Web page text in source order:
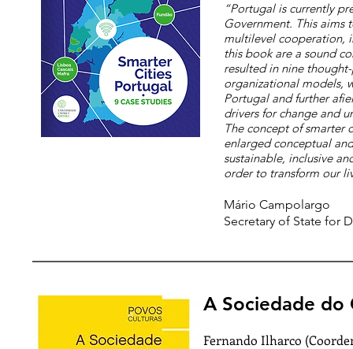
“Portugal is currently
Government. This
multilevel cooperation,
this book are a sound
resulted in nine
organizational models,
Portugal and further
drivers for change and
The concept of smarter
enlarged conceptual
sustainable, inclusive
order to transform our
Mário Campolargo
Secretary of State for
A Sociedade do
Fernando Ilharco